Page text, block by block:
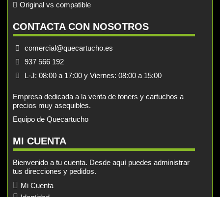
Original vs compatible
CONTACTA CON NOSOTROS
comercial@quecartucho.es
937 566 192
L-J: 08:00 a 17:00 y Viernes: 08:00 a 15:00
Empresa dedicada a la venta de toners y cartuchos a
precios muy asequibles.
Equipo de Quecartucho
MI CUENTA
Bienvenido a tu cuenta. Desde aquí puedes administrar
tus direcciones y pedidos.
Mi Cuenta